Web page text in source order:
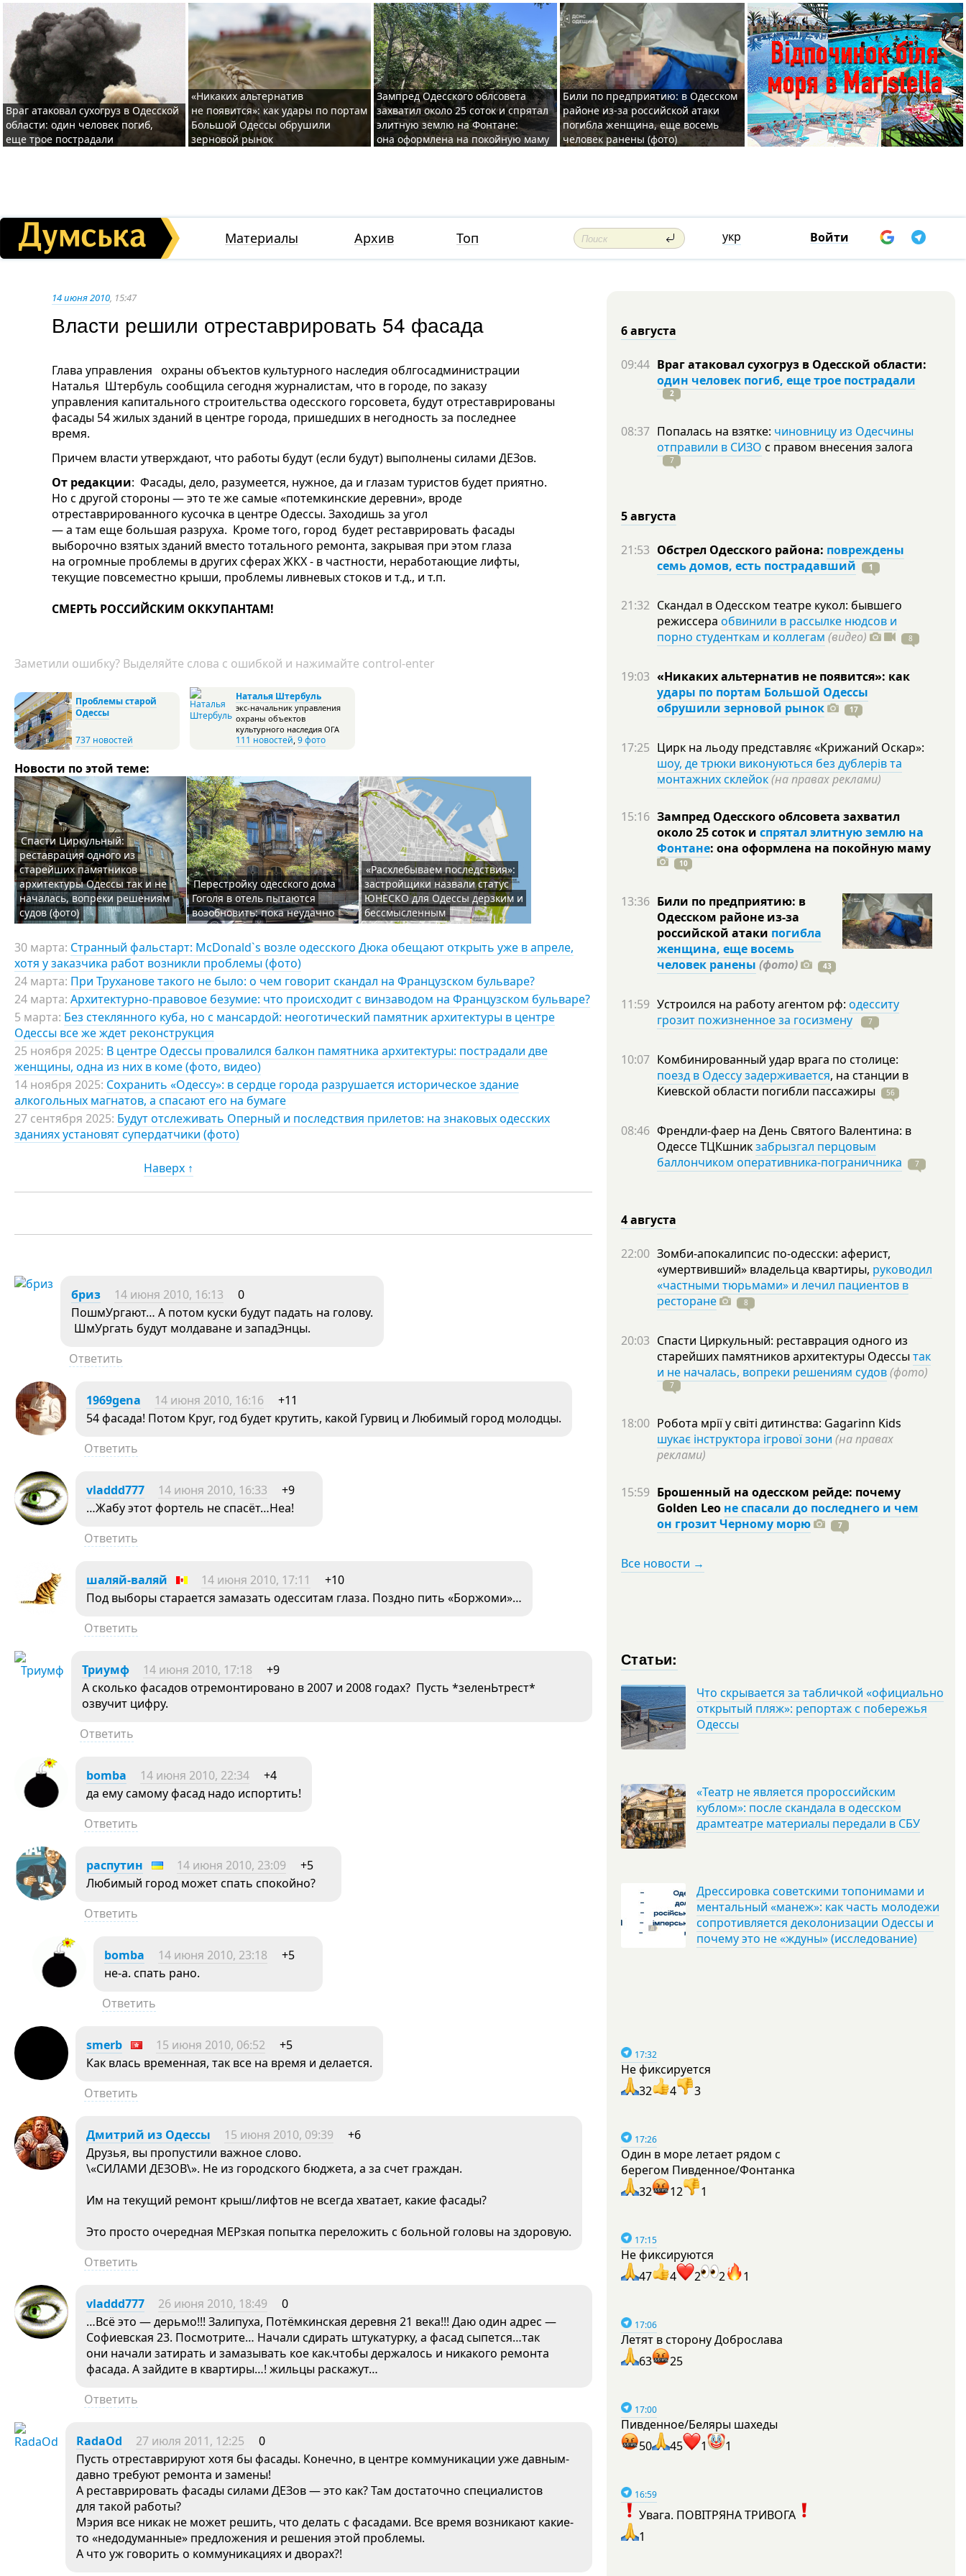
Враг атаковал сухогруз в Одесской
области: один человек погиб,
еще трое пострадали
«Никаких альтернатив
не появится»: как удары по портам
Большой Одессы обрушили
зерновой рынок
Зампред Одесского облсовета
захватил около 25 соток и спрятал
элитную землю на Фонтане:
она оформлена на покойную маму
Били по предприятию: в Одесском
районе из-за российской атаки
погибла женщина, еще восемь
человек ранены (фото)
Материалы Архив Топ укр Войти
14 июня 2010, 15:47
Власти решили отреставрировать 54 фасада
Глава управления охраны объектов культурного наследия облгосадминистрации
Наталья Штербуль сообщила сегодня журналистам, что в городе, по заказу
управления капитального строительства одесского горсовета, будут отреставрированы
фасады 54 жилых зданий в центре города, пришедших в негодность за последнее
время.
Причем власти утверждают, что работы будут (если будут) выполнены силами ДЕЗов.
От редакции: Фасады, дело, разумеется, нужное, да и глазам туристов будет приятно.
Но с другой стороны — это те же самые «потемкинские деревни», вроде
отреставрированного кусочка в центре Одессы. Заходишь за угол
— а там еще большая разруха. Кроме того, город будет реставрировать фасады
выборочно взятых зданий вместо тотального ремонта, закрывая при этом глаза
на огромные проблемы в других сферах ЖКХ - в частности, неработающие лифты,
текущие повсеместно крыши, проблемы ливневых стоков и т.д., и т.п.
СМЕРТЬ РОССИЙСКИМ ОККУПАНТАМ!
Заметили ошибку? Выделяйте слова с ошибкой и нажимайте control-enter
Проблемы старой
Одессы
737 новостей
Наталья Штербуль
экс-начальник управления
охраны объектов
культурного наследия ОГА
111 новостей,9 фото
Новости по этой теме:
Спасти Циркульный:
реставрация одного из
старейших памятников
архитектуры Одессы так и не
началась, вопреки решениям
судов (фото)
Перестройку одесского дома
Гоголя в отель пытаются
возобновить: пока неудачно
«Расхлебываем последствия»:
застройщики назвали статус
ЮНЕСКО для Одессы дерзким и
бессмысленным
30 марта: Странный фальстарт: McDonald`s возле одесского Дюка обещают открыть уже в апреле,
хотя у заказчика работ возникли проблемы (фото)
24 марта: При Труханове такого не было: о чем говорит скандал на Французском бульваре?
24 марта: Архитектурно-правовое безумие: что происходит с винзаводом на Французском бульваре?
5 марта: Без стеклянного куба, но с мансардой: неоготический памятник архитектуры в центре
Одессы все же ждет реконструкция
25 ноября 2025: В центре Одессы провалился балкон памятника архитектуры: пострадали две
женщины, одна из них в коме (фото, видео)
14 ноября 2025: Сохранить «Одессу»: в сердце города разрушается историческое здание
алкогольных магнатов, а спасают его на бумаге
27 сентября 2025: Будут отслеживать Оперный и последствия прилетов: на знаковых одесских
зданиях установят супердатчики (фото)
Наверх ↑
бриз 14 июня 2010, 16:13
0
ПошмУргают… А потом куски будут падать на голову.
ШмУргать будут молдаване и западЭнцы.
Ответить
1969gena 14 июня 2010, 16:16
+11
54 фасада! Потом Круг, год будет крутить, какой Гурвиц и Любимый город молодцы.
Ответить
vladdd777 14 июня 2010, 16:33
+9
…Жабу этот фортель не спасёт…Неа!
Ответить
шаляй-валяй 14 июня 2010, 17:11
+10
Под выборы старается замазать одесситам глаза. Поздно пить «Боржоми»…
Ответить
Триумф 14 июня 2010, 17:18
+9
А сколько фасадов отремонтировано в 2007 и 2008 годах? Пусть *зеленЬтрест*
озвучит цифру.
Ответить
bomba 14 июня 2010, 22:34
+4
да ему самому фасад надо испортить!
Ответить
распутин 14 июня 2010, 23:09
+5
Любимый город может спать спокойно?
Ответить
bomba 14 июня 2010, 23:18
+5
не-а. спать рано.
Ответить
smerb 15 июня 2010, 06:52
+5
Как влась временная, так все на время и делается.
Ответить
Дмитрий из Одессы 15 июня 2010, 09:39
+6
Друзья, вы пропустили важное слово.
\«СИЛАМИ ДЕЗОВ\». Не из городского бюджета, а за счет граждан.
Им на текущий ремонт крыш/лифтов не всегда хватает, какие фасады?
Это просто очередная МЕРзкая попытка переложить с больной головы на здоровую.
Ответить
vladdd777 26 июня 2010, 18:49
0
…Всё это — дерьмо!!! Залипуха, Потёмкинская деревня 21 века!!! Даю один адрес —
Софиевская 23. Посмотрите… Начали сдирать штукатурку, а фасад сыпется…так
они начали затирать и замазывать кое как.чтобы держалось и никакого ремонта
фасада. А зайдите в квартиры…! жильцы раскажут…
Ответить
RadaOd 27 июля 2011, 12:25
0
Пусть отреставрируют хотя бы фасады. Конечно, в центре коммуникации уже давным-
давно требуют ремонта и замены!
А реставрировать фасады силами ДЕЗов — это как? Там достаточно специалистов
для такой работы?
Мэрия все никак не может решить, что делать с фасадами. Все время возникают какие-
то «недодуманные» предложения и решения этой проблемы.
А что уж говорить о коммуникациях и дворах?!
6 августа
09:44 Враг атаковал сухогруз в Одесской области:
один человек погиб, еще трое пострадали
2
08:37 Попалась на взятке: чиновницу из Одесчины
отправили в СИЗО с правом внесения залога
7
5 августа
21:53 Обстрел Одесского района: повреждены
семь домов, есть пострадавший
1
21:32 Скандал в Одесском театре кукол: бывшего
режиссера обвинили в рассылке нюдсов и
порно студенткам и коллегам (видео) 8
19:03 «Никаких альтернатив не появится»: как
удары по портам Большой Одессы
обрушили зерновой рынок
17
17:25 Цирк на льоду представляє «Крижаний Оскар»:
шоу, де трюки виконуються без дублерів та
монтажних склейок(на правах реклами)
15:16 Зампред Одесского облсовета захватил
около 25 соток и спрятал элитную землю на
Фонтане: она оформлена на покойную маму
10
13:36 Били по предприятию: в
Одесском районе из-за
российской атаки погибла
женщина, еще восемь
человек ранены (фото) 43
11:59 Устроился на работу агентом рф: одесситу
грозит пожизненное за госизмену
7
10:07 Комбинированный удар врага по столице:
поезд в Одессу задерживается, на станции в
Киевской области погибли пассажиры 56
08:46 Френдли-фаер на День Святого Валентина: в
Одессе ТЦКшникзабрызгал перцовым
баллончиком оперативника-пограничника
7
4 августа
22:00 Зомби-апокалипсис по-одесски: аферист,
«умертвивший» владельца квартиры, руководил
«частными тюрьмами» и лечил пациентов в
ресторане
8
20:03 Спасти Циркульный: реставрация одного из
старейших памятников архитектуры Одессы так
и не началась, вопреки решениям судов(фото)
7
18:00 Робота мрії у світі дитинства: Gagarinn Kids
шукає інструктора ігрової зони (на правах
реклами)
15:59 Брошенный на одесском рейде: почему
Golden Leo не спасали до последнего и чем
он грозит Черному морю
7
Все новости →
Статьи:
Что скрывается за табличкой «официально
открытый пляж»: репортаж с побережья
Одессы
«Театр не является пророссийским
кублом»: после скандала в одесском
драмтеатре материалы передали в СБУ
Дрессировка советскими топонимами и
ментальный «манеж»: как часть молодежи
сопротивляется деколонизации Одессы и
почему это не «ждуны» (исследование)
17:32
Не фиксируется
32
4 3
17:26
Один в море летает рядом с
берегом Пивденное/Фонтанка
32
12 1
17:15
Не фиксируются
47
4 2 2 1
17:06
Летят в сторону Доброслава
63
25
17:00
Пивденное/Беляры шахеды
50
45 1 1
16:59
Увага. ПОВІТРЯНА ТРИВОГА
1